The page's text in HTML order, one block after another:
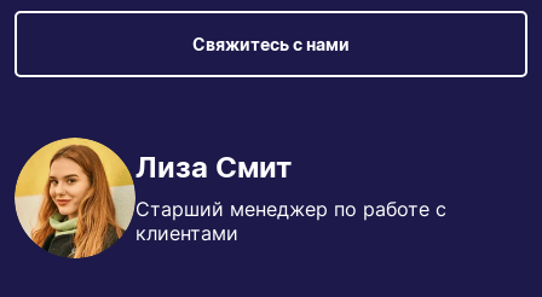
Свяжитесь с нами
Лиза Смит
Старший менеджер по работе с
клиентами